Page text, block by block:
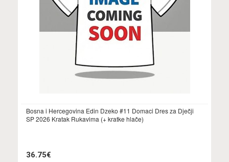
Bosna i Hercegovina Edin Dzeko #11 Domaci Dres za Dječji
SP 2026 Kratak Rukavima (+ kratke hlače)
36.75€